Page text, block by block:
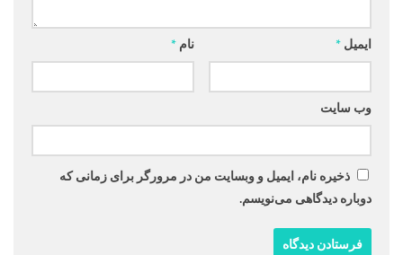
نام * ایمیل *
وب‌ سایت
ذخیره نام، ایمیل و وبسایت من در مرورگر برای زمانی که
دوباره دیدگاهی می‌نویسم.